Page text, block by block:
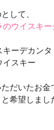
して、
のウイスキ
デカンタ
スキー
だいたお
希望しまし